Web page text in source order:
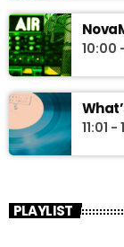
10:00
11:01 -
PLAYLIST